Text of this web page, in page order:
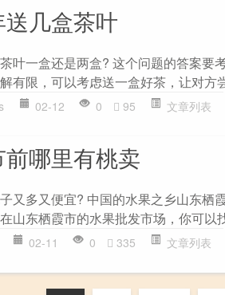
送几盒茶叶
叶一盒还是两盒? 这个问题的答案要
有限，可以考虑送一盒好茶，让对方
02-12 0 95 文章列表
哪里有桃卖
又多又便宜? 中国的水果之乡山东栖
山东栖霞市的水果批发市场，你可以
02-11 0 335 文章列表